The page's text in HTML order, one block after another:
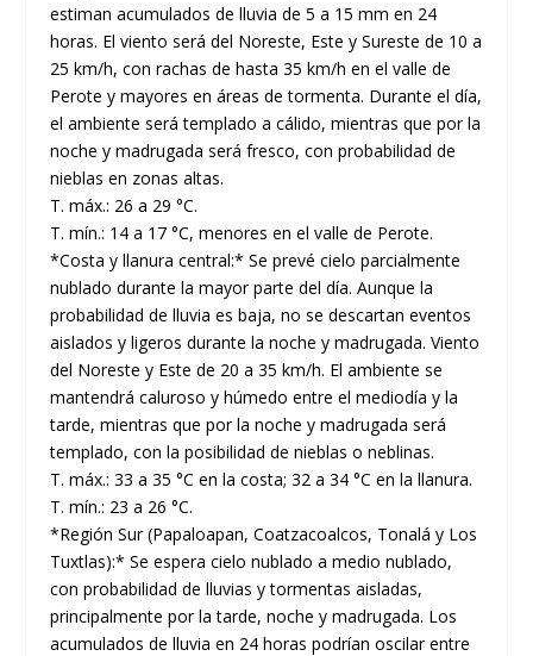
estiman acumulados de lluvia de 5 a 15 mm en 24
horas. El viento será del Noreste, Este y Sureste de 10 a
25 km/h, con rachas de hasta 35 km/h en el valle de
Perote y mayores en áreas de tormenta. Durante el día,
el ambiente será templado a cálido, mientras que por la
noche y madrugada será fresco, con probabilidad de
nieblas en zonas altas.
T. máx.: 26 a 29 °C.
T. mín.: 14 a 17 °C, menores en el valle de Perote.
*Costa y llanura central:* Se prevé cielo parcialmente
nublado durante la mayor parte del día. Aunque la
probabilidad de lluvia es baja, no se descartan eventos
aislados y ligeros durante la noche y madrugada. Viento
del Noreste y Este de 20 a 35 km/h. El ambiente se
mantendrá caluroso y húmedo entre el mediodía y la
tarde, mientras que por la noche y madrugada será
templado, con la posibilidad de nieblas o neblinas.
T. máx.: 33 a 35 °C en la costa; 32 a 34 °C en la llanura.
T. mín.: 23 a 26 °C.
*Región Sur (Papaloapan, Coatzacoalcos, Tonalá y Los
Tuxtlas):* Se espera cielo nublado a medio nublado,
con probabilidad de lluvias y tormentas aisladas,
principalmente por la tarde, noche y madrugada. Los
acumulados de lluvia en 24 horas podrían oscilar entre